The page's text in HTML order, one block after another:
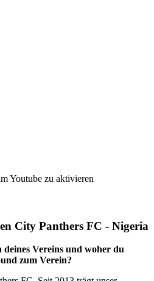
Youtube zu aktivieren
City Panthers FC - Nigeria
Vereins und woher du
zum Verein?